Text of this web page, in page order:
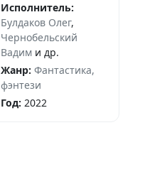
Исполнитель:
Булдаков Олег,
Чернобельский
Вадим и др.
Жанр: Фантастика,
фэнтези
Год: 2022